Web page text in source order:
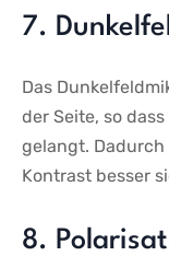
7.
Das
⁤der Seite, so
gelangt.‌
Kontrast besser
8.